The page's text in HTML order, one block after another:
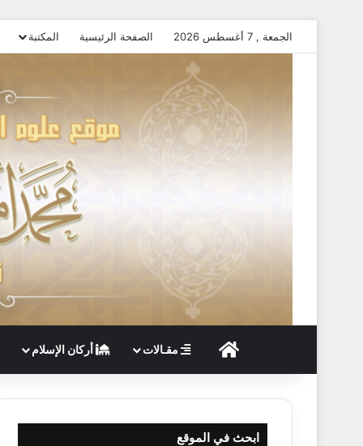
الجمعة , 7 أغسطس 2026 الصفحة الرئيسية المكتبة
الصفحة الرئيسية
مقـالات أركان الإسلام
ابحث في الموقع